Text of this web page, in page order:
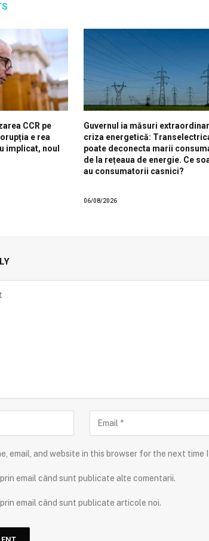
CCR pe
e rea
implicat, noul
Guvernul ia măsuri
criza energetică:
poate deconecta marii
de la rețeaua de energie. Ce
au consumatorii casnici?
06/08/2026
email, and website in this browser for the next time
email când sunt publicate alte comentarii.
email când sunt publicate articole noi.